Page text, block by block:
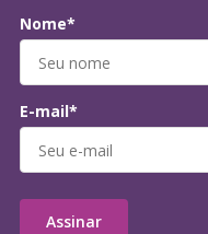
Nome*
E-mail*
Assinar